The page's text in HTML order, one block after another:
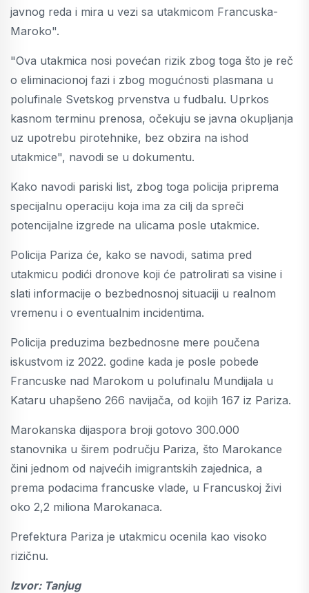
javnog reda i mira u vezi sa utakmicom Francuska-
Maroko".
"Ova utakmica nosi povećan rizik zbog toga što je reč
o eliminacionoj fazi i zbog mogućnosti plasmana u
polufinale Svetskog prvenstva u fudbalu. Uprkos
kasnom terminu prenosa, očekuju se javna okupljanja
uz upotrebu pirotehnike, bez obzira na ishod
utakmice", navodi se u dokumentu.
Kako navodi pariski list, zbog toga policija priprema
specijalnu operaciju koja ima za cilj da spreči
potencijalne izgrede na ulicama posle utakmice.
Policija Pariza će, kako se navodi, satima pred
utakmicu podići dronove koji će patrolirati sa visine i
slati informacije o bezbednosnoj situaciji u realnom
vremenu i o eventualnim incidentima.
Policija preduzima bezbednosne mere poučena
iskustvom iz 2022. godine kada je posle pobede
Francuske nad Marokom u polufinalu Mundijala u
Kataru uhapšeno 266 navijača, od kojih 167 iz Pariza.
Marokanska dijaspora broji gotovo 300.000
stanovnika u širem području Pariza, što Marokance
čini jednom od najvećih imigrantskih zajednica, a
prema podacima francuske vlade, u Francuskoj živi
oko 2,2 miliona Marokanaca.
Prefektura Pariza je utakmicu ocenila kao visoko
rizičnu.
Izvor: Tanjug